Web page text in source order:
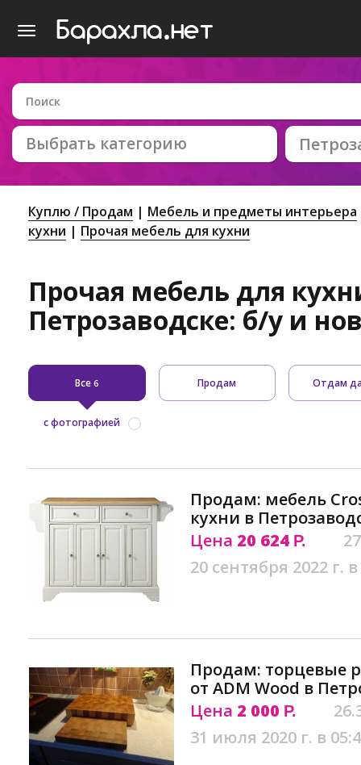
Выбрать категорию
Куплю / Продам
Мебель и предметы интерьера
кухни
Прочая мебель для кухни
Прочая мебель для
Петрозаводске: б/у и
Все6 Продам Отдам
с фотографией
Продам: мебель
кухни в
Цена 20 624 Р.
20 сентября 2022 г.
Продам: торцевые
от ADM Wood в
Цена 2 000 Р.
31 июля 2020 г. в